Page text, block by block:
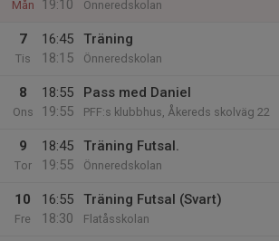
Mån
19:10
Önneredskolan
7
Tis
16:45
18:15
Träning
Önneredskolan
8
Ons
18:55
19:55
Pass med Daniel
PFF:s klubbhus, Åkereds skolväg 22
9
Tor
18:45
19:55
Träning Futsal.
Önneredskolan
10
Fre
16:55
18:30
Träning Futsal (Svart)
Flatåsskolan